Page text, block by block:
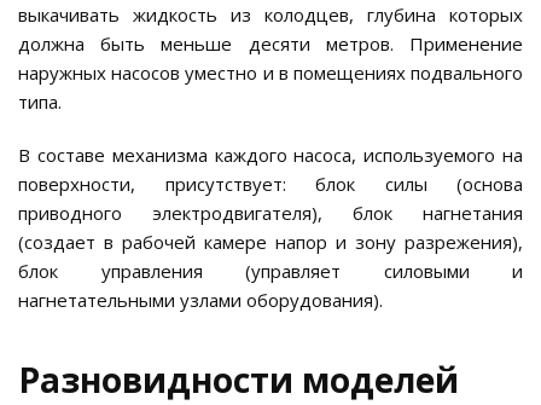
выкачивать жидкость из колодцев, глубина которых
должна быть меньше десяти метров. Применение
наружных насосов уместно и в помещениях подвального
типа.
В составе механизма каждого насоса, используемого на
поверхности, присутствует: блок силы (основа
приводного электродвигателя), блок нагнетания
(создает в рабочей камере напор и зону разрежения),
блок управления (управляет силовыми и
нагнетательными узлами оборудования).
Разновидности моделей